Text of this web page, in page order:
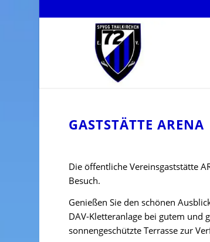
GASTSTÄTTE ARENA
Die öffentliche Vereinsgaststätte
Besuch.
Genießen Sie den schönen
DAV-Kletteranlage bei gutem und
sonnengeschützte Terrasse zur